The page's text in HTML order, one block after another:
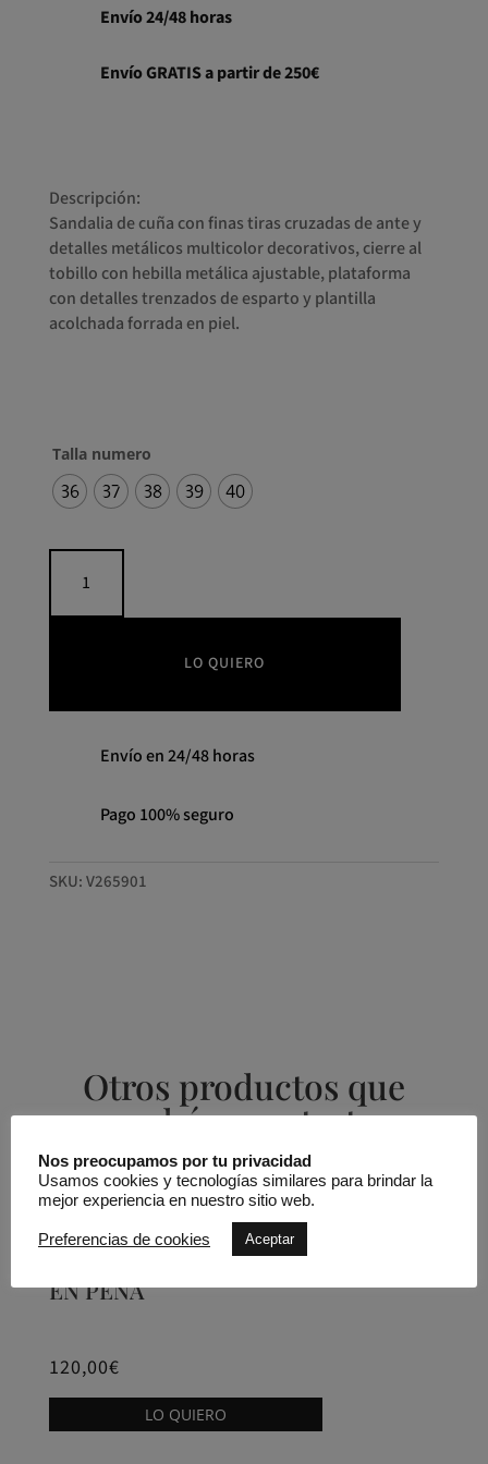
Envío 24/48 horas
Envío GRATIS a partir de 250€
Descripción:
Sandalia de cuña con finas tiras cruzadas de ante y
detalles metálicos multicolor decorativos, cierre al
tobillo con hebilla metálica ajustable, plataforma
con detalles trenzados de esparto y plantilla
acolchada forrada en piel.
Talla numero
36 37 38 39 40
cuña
piedras
cantidad
LO QUIERO
Envío en 24/48 horas
Pago 100% seguro
SKU: V265901
Otros productos que
podrían gustarte
Productos relacionados
NUEVO
EN PENA
120,00€
LO QUIERO
Este
Nos preocupamos por tu privacidad
Usamos cookies y tecnologías similares para brindar la
mejor experiencia en nuestro sitio web.
Preferencias de cookies Aceptar